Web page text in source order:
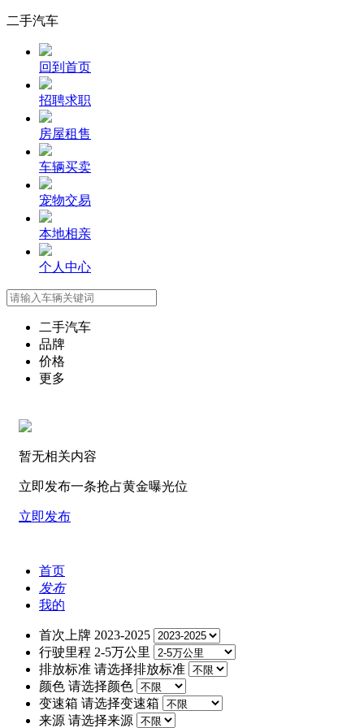
二手汽车
回到首页
招聘求职
房屋租售
车辆买卖
宠物交易
本地相亲
个人中心
二手汽车
品牌
价格
更多
暂无相关内容
立即发布一条抢占黄金曝光位
立即发布
首页
发布
我的
首次上牌 2023-2025
行驶里程 2-5万公里
排放标准 请选择排放标准
颜色 请选择颜色
变速箱 请选择变速箱
来源 请选择来源